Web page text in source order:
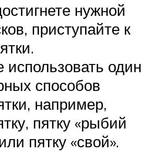
нужной
приступайте к
один
способов
например,
пятку «рыбий
пятку «свой».